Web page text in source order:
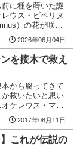
に種を蒔いた謎
ウス・ビペリヌ
）の花が咲き
・ビペリヌスと
んな謎サボテン、
多いのではな
2026年06月04日
を接木で救え
から腐ってきて
救いたいと思い
ケレウス・マク
）。前回
か流通の少ないレ
レウスです。実生
2017年08月11日
これが伝説の